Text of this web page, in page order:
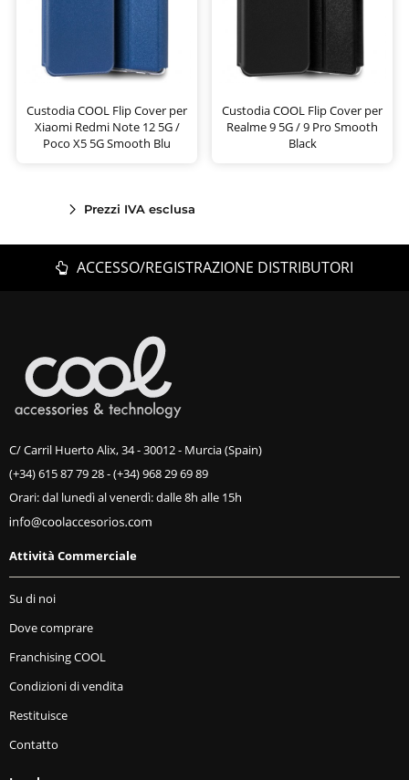
Custodia COOL Flip Cover per
Xiaomi Redmi Note 12 5G /
Poco X5 5G Smooth Blu
Custodia COOL Flip Cover per
Realme 9 5G / 9 Pro Smooth
Black
Prezzi IVA esclusa
ACCESSO/REGISTRAZIONE DISTRIBUTORI
C/ Carril Huerto Alix, 34 - 30012 - Murcia (Spain)
(+34) 615 87 79 28-(+34) 968 29 69 89
Orari: dal lunedì al venerdì: dalle 8h alle 15h
Attività Commerciale
Su di noi
Dove comprare
Franchising COOL
Condizioni di vendita
Restituisce
Contatto